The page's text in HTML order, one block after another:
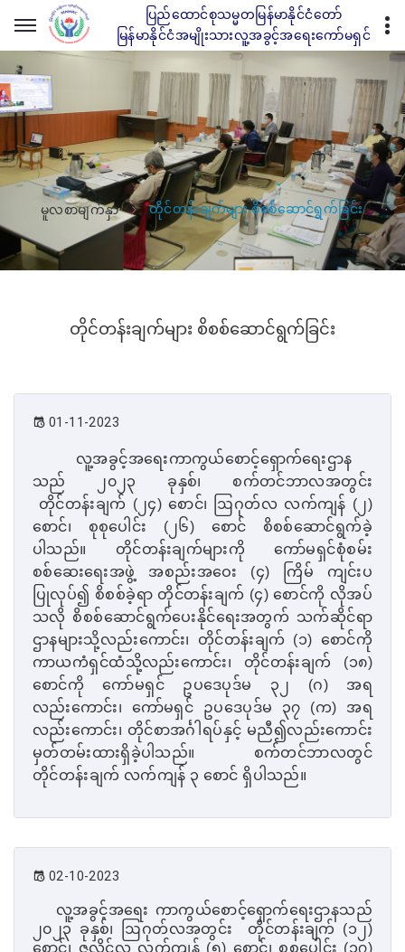
ပြည်ထောင်စုသမ္မတမြန်မာနိုင်ငံတော်
မြန်မာနိုင်ငံအမျိုးသားလူ့အခွင့်အရေးကော်မရှင်
မူလစာမျက်နှာ တိုင်တန်းချက်များ စိစစ်ဆောင်ရွက်ခြင်း
တိုင်တန်းချက်များ စိစစ်ဆောင်ရွက်ခြင်း
01-11-2023
လူ့အခွင့်အရေးကာကွယ်စောင့်ရှောက်ရေးဌာန
သည် ၂၀၂၃ ခုနှစ်၊ စက်တင်ဘာလအတွင်း
တိုင်တန်းချက် (၂၄) စောင်၊ ဩဂုတ်လ လက်ကျန် (၂)
စောင်၊ စုစုပေါင်း (၂၆) စောင် စိစစ်ဆောင်ရွက်ခဲ့
ပါသည်။ တိုင်တန်းချက်များကို ကော်မရှင်စုံစမ်း
စစ်ဆေးရေးအဖွဲ့ အစည်းအဝေး (၄) ကြိမ် ကျင်းပ
ပြုလုပ်၍ စိစစ်ခဲ့ရာ တိုင်တန်းချက် (၄) စောင်ကို လိုအပ်
သလို စိစစ်ဆောင်ရွက်ပေးနိုင်ရေးအတွက် သက်ဆိုင်ရာ
ဌာနများသို့လည်းကောင်း၊ တိုင်တန်းချက် (၁) စောင်ကို
ကာယကံရှင်ထံသို့လည်းကောင်း၊ တိုင်တန်းချက် (၁၈)
စောင်ကို ကော်မရှင် ဥပဒေပုဒ်မ ၃၂ (ဂ) အရ
လည်းကောင်း၊ ကော်မရှင် ဥပဒေပုဒ်မ ၃၇ (က) အရ
လည်းကောင်း၊ တိုင်စာအင်္ဂါရပ်နှင့် မညီ၍လည်းကောင်း
မှတ်တမ်းထားရှိခဲ့ပါသည်။ စက်တင်ဘာလတွင်
တိုင်တန်းချက် လက်ကျန် ၃ စောင် ရှိပါသည်။
02-10-2023
လူ့အခွင့်အရေး ကာကွယ်စောင့်ရှောက်ရေးဌာနသည်
၂၀၂၃ ခုနှစ်၊ ဩဂုတ်လအတွင်း တိုင်တန်းချက် (၁၂)
စောင်၊ ဇူလိုင်လ လက်ကျန် (၅) စောင်၊ စုစုပေါင်း (၁၇)